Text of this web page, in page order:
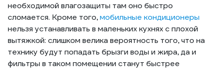
необходимой влагозащиты там оно быстро
сломается. Кроме того,мобильные кондиционеры
нельзя устанавливать в маленьких кухнях с плохой
вытяжкой: слишком велика вероятность того, что на
технику будут попадать брызги воды и жира, да и
фильтры в таком помещении станут быстрее